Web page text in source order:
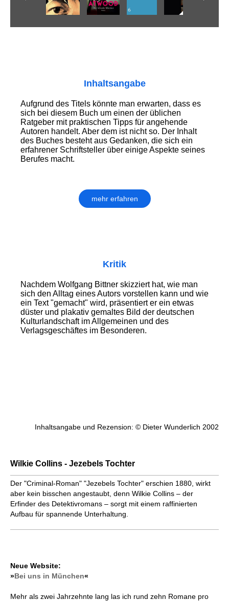
Inhaltsangabe
Aufgrund des Titels könnte man erwarten, dass es
sich bei diesem Buch um einen der üblichen
Ratgeber mit praktischen Tipps für angehende
Autoren handelt. Aber dem ist nicht so. Der Inhalt
des Buches besteht aus Gedanken, die sich ein
erfahrener Schriftsteller über einige Aspekte seines
Berufes macht.
mehr erfahren
Kritik
Nachdem Wolfgang Bittner skizziert hat, wie man
sich den Alltag eines Autors vorstellen kann und wie
ein Text "gemacht" wird, präsentiert er ein etwas
düster und plakativ gemaltes Bild der deutschen
Kulturlandschaft im Allgemeinen und des
Verlagsgeschäftes im Besonderen.
Inhaltsangabe und Rezension: © Dieter Wunderlich 2002
Wilkie Collins - Jezebels Tochter
Der "Criminal-Roman" "Jezebels Tochter" erschien 1880, wirkt
aber kein bisschen angestaubt, denn Wilkie Collins – der
Erfinder des Detektivromans – sorgt mit einem raffinierten
Aufbau für spannende Unterhaltung.
Neue Website:
»Bei uns in München«
Mehr als zwei Jahrzehnte lang las ich rund zehn Romane pro